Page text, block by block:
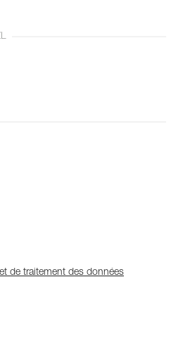
de traitement des données